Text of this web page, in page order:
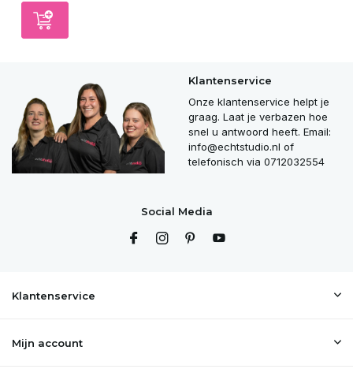
Klantenservice
Onze klantenservice helpt je
graag. Laat je verbazen hoe
snel u antwoord heeft. Email:
info@echtstudio.nl of
telefonisch via 0712032554
Social Media
Klantenservice
Mijn account